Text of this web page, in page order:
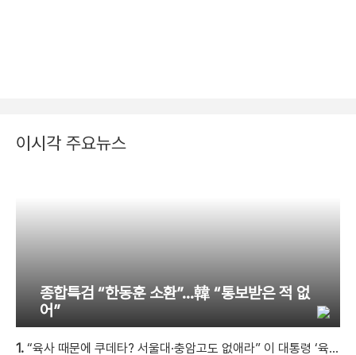
이시각 주요뉴스
종합특검 “한동훈 소환”…韓 “통보받은 적 없
어”
1. “육사 때문에 쿠데타? 서울대·충암고도 없애라” 이 대통령 ‘육사 쿠데타’ 발언에 유승민 김문수 직격